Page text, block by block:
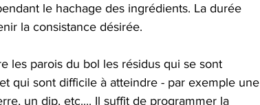
le hachage des ingrédients. La durée
la consistance désirée.
les parois du bol les résidus qui se sont
qui sont difficile à atteindre - par exemple une
un dip, etc.... Il suffit de programmer la